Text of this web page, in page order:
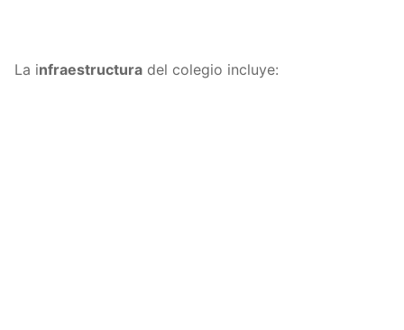
La infraestructura del colegio incluye: